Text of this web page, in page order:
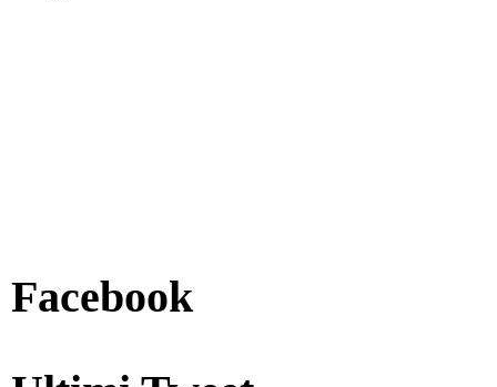
Facebook